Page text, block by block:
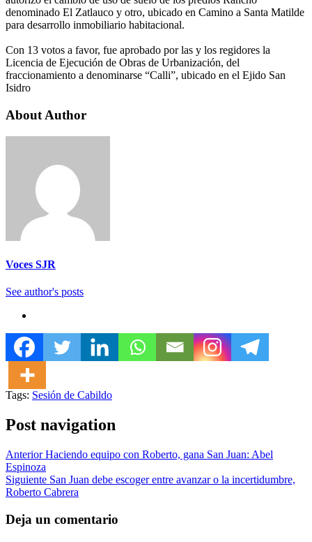
denominado El Zatlauco y otro, ubicado en Camino a Santa Matilde
para desarrollo inmobiliario habitacional.
Con 13 votos a favor, fue aprobado por las y los regidores la
Licencia de Ejecución de Obras de Urbanización, del
fraccionamiento a denominarse “Calli”, ubicado en el Ejido San
Isidro
About Author
Voces SJR
See author's posts
Tags: Sesión de Cabildo
Post navigation
AnteriorHaciendo equipo con Roberto, gana San Juan: Abel
Espinoza
Siguiente San Juan debe escoger entre avanzar o la incertidumbre,
Roberto Cabrera
Deja un comentario